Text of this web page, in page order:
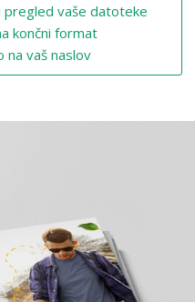
pregled vaše datoteke
končni format
na vaš naslov